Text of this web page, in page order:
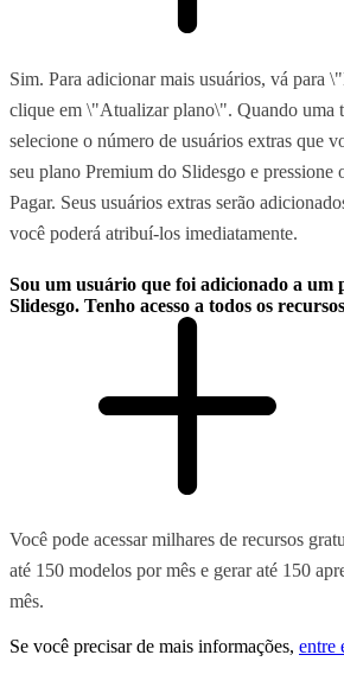
Sim. Para adicionar mais usuários, vá para
clique em \"Atualizar plano\". Quando uma
selecione o número de usuários extras que
seu plano Premium do Slidesgo e pressione
Pagar. Seus usuários extras serão
você poderá atribuí-los imediatamente.
Sou um usuário que foi adicionado a um
Slidesgo. Tenho acesso a todos os
Você pode acessar milhares de recursos
até 150 modelos por mês e gerar até 150
mês.
Se você precisar de mais informações, entre